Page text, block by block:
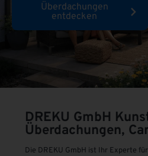
Überdachungen
entdecken
DREKU GmbH
Überdachungen,
Die DREKU GmbH ist Ihr Experte